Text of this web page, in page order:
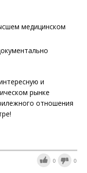
медицинском
и
рынке
отношения
0 0